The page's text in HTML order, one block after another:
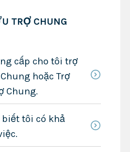
TRỢ CHUNG
cấp cho tôi trợ
hoặc Trợ
Chung.
biết tôi có khả